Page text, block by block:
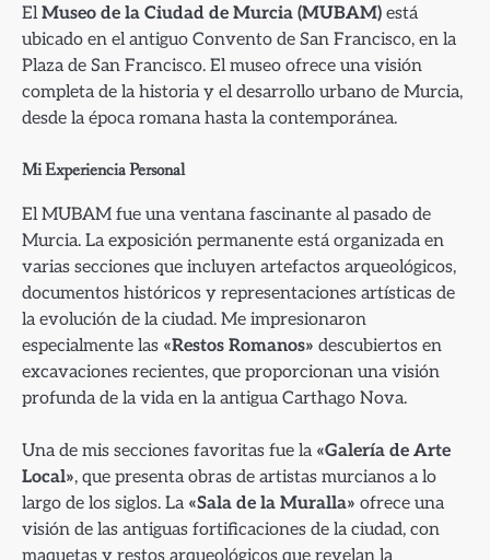
ElMuseo de la Ciudad de Murcia (MUBAM) está
ubicado en el antiguo Convento de San Francisco, en la
Plaza de San Francisco. El museo ofrece una visión
completa de la historia y el desarrollo urbano de Murcia,
desde la época romana hasta la contemporánea.
Mi Experiencia Personal
El MUBAM fue una ventana fascinante al pasado de
Murcia. La exposición permanente está organizada en
varias secciones que incluyen artefactos arqueológicos,
documentos históricos y representaciones artísticas de
la evolución de la ciudad. Me impresionaron
especialmente las «Restos Romanos» descubiertos en
excavaciones recientes, que proporcionan una visión
profunda de la vida en la antigua Carthago Nova.
Una de mis secciones favoritas fue la «Galería de Arte
Local», que presenta obras de artistas murcianos a lo
largo de los siglos. La «Sala de la Muralla» ofrece una
visión de las antiguas fortificaciones de la ciudad, con